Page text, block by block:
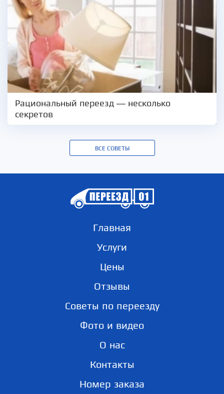
Рациональный переезд — несколько
секретов
ВСЕ СОВЕТЫ
Главная
Услуги
Цены
Отзывы
Советы по переезду
Фото и видео
О нас
Контакты
Номер заказа